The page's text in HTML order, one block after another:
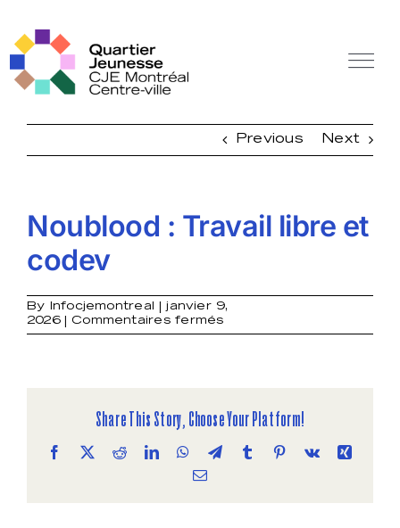
content
Previous Next
Noublood : Travail libre et
codev
By Infocjemontreal
janvier 9,
2026
Commentaires ferméssur
Noublood
Share This Story, Choose Your Platform!
Facebook
X RedditLinkedInWhatsApp
TelegramTumblr Pinterest
Vk
Xing
Email